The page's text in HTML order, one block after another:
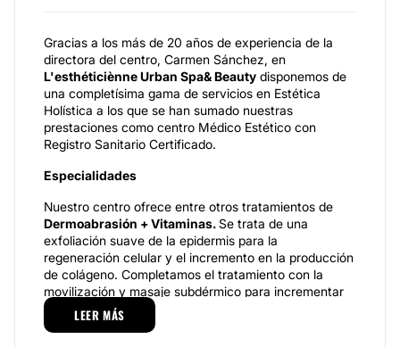
Gracias a los más de 20 años de experiencia de la
directora del centro, Carmen Sánchez, en
L'esthéticiènne Urban Spa& Beauty disponemos de
una completísima gama de servicios en Estética
Holística a los que se han sumado nuestras
prestaciones como centro Médico Estético con
Registro Sanitario Certificado.
Especialidades
Nuestro centro ofrece entre otros tratamientos de
Dermoabrasión + Vitaminas.Se trata de una
exfoliación suave de la epidermis para la
regeneración celular y el incremento en la producción
de colágeno. Completamos el tratamiento con la
movilización y masaje subdérmico para incrementar
la elasticidad y tono de tu piel. También realizamos
tratamientosa ntimanchas-aclarante
LEER MÁS